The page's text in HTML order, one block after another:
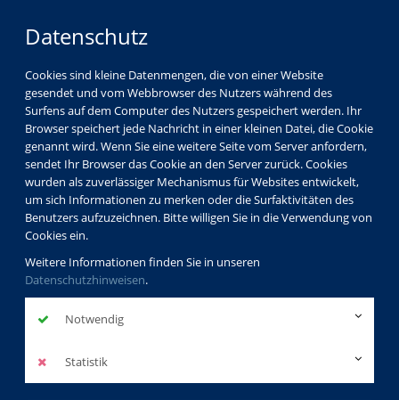
Datenschutz
Cookies sind kleine Datenmengen, die von einer Website
gesendet und vom Webbrowser des Nutzers während des
Surfens auf dem Computer des Nutzers gespeichert werden. Ihr
Browser speichert jede Nachricht in einer kleinen Datei, die Cookie
genannt wird. Wenn Sie eine weitere Seite vom Server anfordern,
sendet Ihr Browser das Cookie an den Server zurück. Cookies
wurden als zuverlässiger Mechanismus für Websites entwickelt,
um sich Informationen zu merken oder die Surfaktivitäten des
Benutzers aufzuzeichnen. Bitte willigen Sie in die Verwendung von
Cookies ein.
Weitere Informationen finden Sie in unseren
Datenschutzhinweisen.
Notwendig
Statistik
Ferienkurse
Ferienkurse